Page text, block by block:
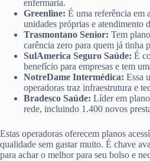
enfermaria.
Greenline: É uma referência em
unidades próprias e atendimento
Trasmontano Senior: Tem
carência zero para quem já tinha
SulAmerica Seguro Saúde: É
benefício para empresas e tem
NotreDame Intermédica: Essa
operadoras traz infraestrutura e
Bradesco Saúde: Líder em
rede, incluindo 1.400 novos
Estas operadoras oferecem planos
qualidade sem gastar muito. É chave
para achar o melhor para seu bolso e